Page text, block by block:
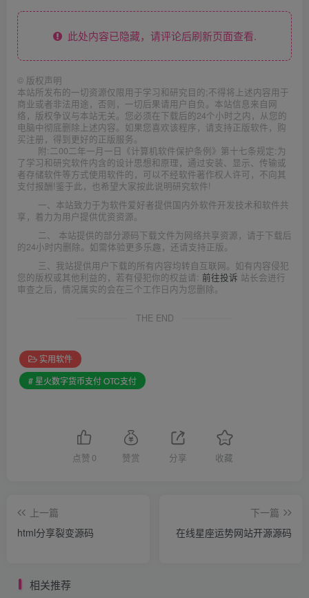
此处内容已隐藏，请评论后刷新页面查看.
© 版权声明
本站所发布的一切资源仅限用于学习和研究目的;不得将上述内容用于
商业或者非法用途，否则，一切后果请用户自负。本站信息来自网
络，版权争议与本站无关。您必须在下载后的24个小时之内，从您的
电脑中彻底删除上述内容。如果您喜欢该程序，请支持正版软件，购
买注册，得到更好的正版服务。
附:二00二年一月一日《计算机软件保护条例》第十七条规定:为
了学习和研究软件内含的设计思想和原理，通过安装、显示、传输或
者存储软件等方式使用软件的，可以不经软件著作权人许可，不向其
支付报酬!鉴于此，也希望大家按此说明研究软件!
一、本站致力于为软件爱好者提供国内外软件开发技术和软件共
享，着力为用户提供优资资源。
二、 本站提供的部分源码下载文件为网络共享资源，请于下载后
的24小时内删除。如需体验更多乐趣，还请支持正版。
三、我站提供用户下载的所有内容均转自互联网。如有内容侵犯
您的版权或其他利益的，若有侵犯你的权益请: 前往投诉 站长会进行
审查之后，情况属实的会在三个工作日内为您删除。
THE END
实用软件
# 星火数字货币支付 OTC支付
点赞 0 赞赏 分享 收藏
上一篇
html分享裂变源码
下一篇
在线星座运势网站开源源码
相关推荐